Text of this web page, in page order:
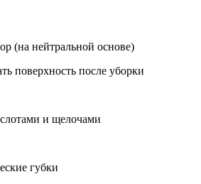
(на нейтральной основе)
поверхность после уборки
и щелочами
губки